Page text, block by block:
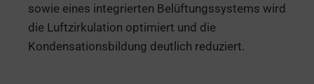
sowie eines integrierten Belüftungssystems wird
die Luftzirkulation optimiert und die
Kondensationsbildung deutlich reduziert.